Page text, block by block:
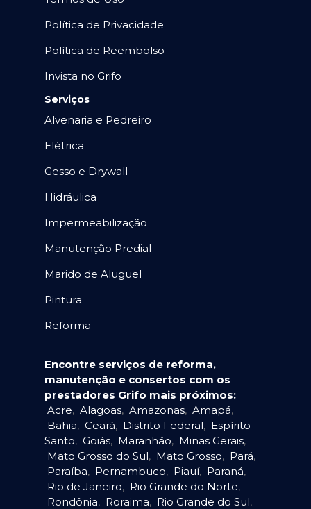
Política de Privacidade
Política de Reembolso
Invista no Grifo
Serviços
Alvenaria e Pedreiro
Elétrica
Gesso e Drywall
Hidráulica
Impermeabilização
Manutenção Predial
Marido de Aluguel
Pintura
Reforma
Encontre serviços de reforma,
manutenção e consertos com os
prestadores Grifo mais próximos:
Acre, Alagoas, Amazonas, Amapá,
Bahia, Ceará, Distrito Federal, Espírito
Santo, Goiás, Maranhão, Minas Gerais,
Mato Grosso do Sul, Mato Grosso, Pará,
Paraíba, Pernambuco, Piauí, Paraná,
Rio de Janeiro, Rio Grande do Norte,
Rondônia, Roraima, Rio Grande do Sul,